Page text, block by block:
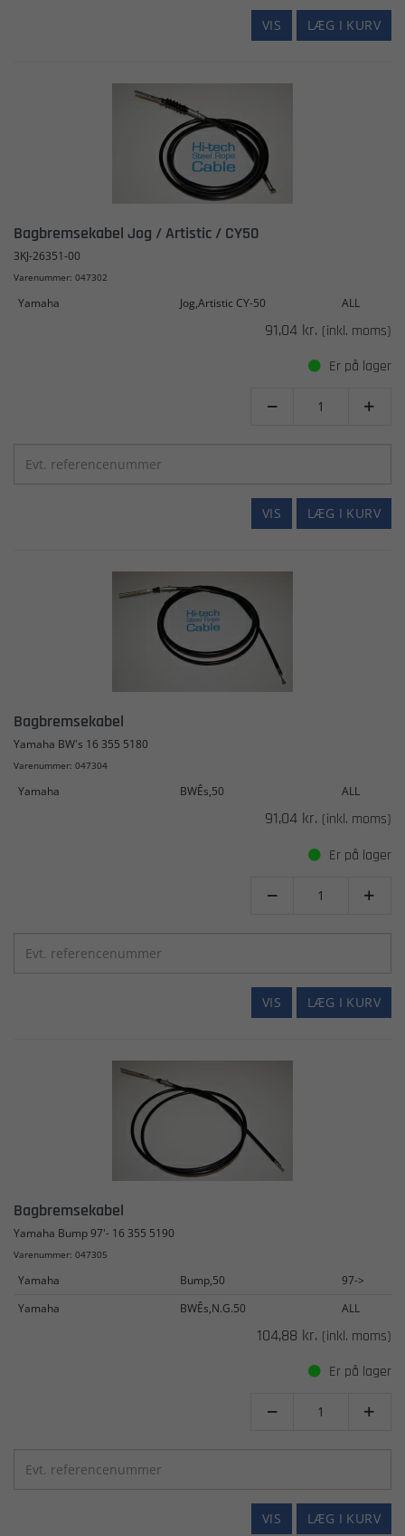
LÆG I KURV
VIS
Bagbremsekabel Jog / Artistic / CY50
3KJ-26351-00
Varenummer: 047302
Yamaha Jog,Artistic CY-50 ALL
91,04 kr. (inkl. moms)
Er på lager
 
LÆG I KURV
VIS
Bagbremsekabel
Yamaha BW's 16 355 5180
Varenummer: 047304
Yamaha BWÊs,50 ALL
91,04 kr. (inkl. moms)
Er på lager
 
LÆG I KURV
VIS
Bagbremsekabel
Yamaha Bump 97'- 16 355 5190
Varenummer: 047305
Yamaha Bump,50
97->
Yamaha
BWÊs,N.G.50 ALL
104,88 kr. (inkl. moms)
Er på lager
 
LÆG I KURV
VIS